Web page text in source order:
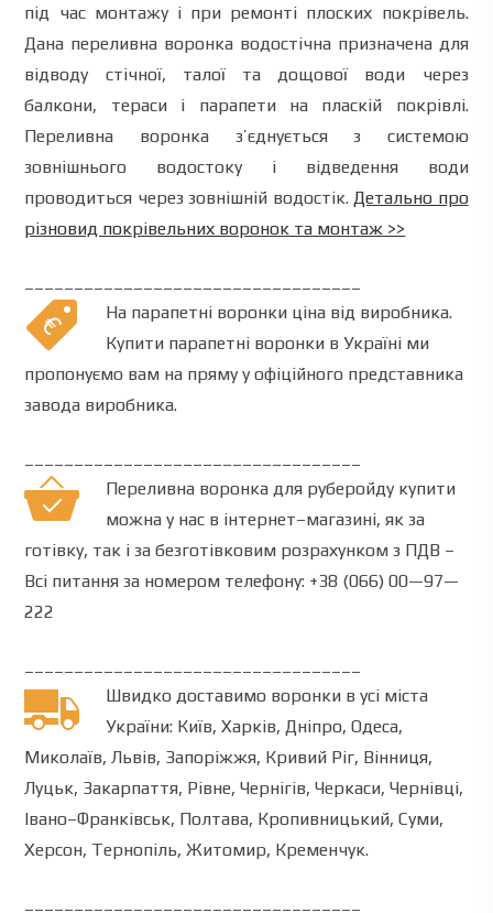
під час монтажу і при ремонті плоских покрівель.
Дана переливна воронка водостічна призначена для
відводу
стічної, талої та дощової води
через
балкони, тераси і парапети на пласкій покрівлі.
Переливна
воронка з’єднується з
системою
зовнішнього
водостоку і відведення
води
проводиться через зовнішній водостік.Детально про
різновид покрівельних воронок та монтаж >>
На парапетні воронки ціна від виробника.
Купити парапетні воронки в Україні ми
пропонуємо вам на пряму у офіційного представника
завода виробника.
Переливна воронка для руберойду купити
можна у нас в інтернет–магазині, як за
готівку, так і за безготівковим розрахунком з ПДВ –
Всі питання за номером телефону: +38 (066) 00—97—
222
Швидко доставимо воронки в усі міста
України: Київ, Харків, Дніпро, Одеса,
Миколаїв, Львів, Запоріжжя, Кривий Ріг, Вінниця,
Луцьк, Закарпаття, Рівне, Чернігів, Черкаси, Чернівці,
Івано–Франківськ, Полтава, Кропивницький, Суми,
Херсон, Тернопіль, Житомир, Кременчук.